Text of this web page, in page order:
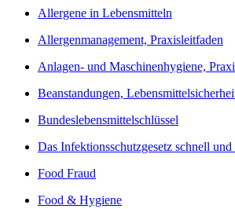
Allergene in Lebensmitteln
Allergenmanagement, Praxisleitfaden
Anlagen- und Maschinenhygiene,
Beanstandungen,
Bundeslebensmittelschlüssel
Das Infektionsschutzgesetz schnell
Food Fraud
Food & Hygiene